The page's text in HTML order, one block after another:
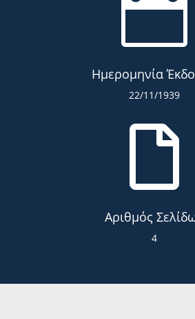

Ημερομηνία
22/11/1939

Αριθμός
4